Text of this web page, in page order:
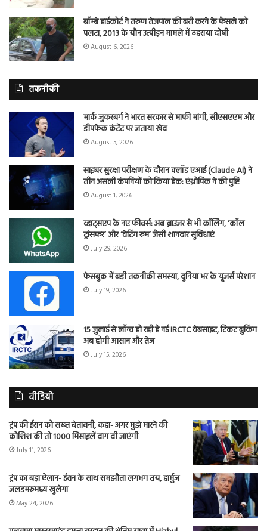
बॉम्बे हाईकोर्ट ने तरुण तेजपाल की बरी करने के फैसले को
पलटा, 2013 के यौन उत्पीड़न मामले में ठहराया दोषी
August 6, 2026
तकनीकी
मार्क जुकरबर्ग ने भारत सरकार से माफी मांगी, सीएसएएम और
डीपफेक कंटेंट पर जताया खेद
August 5, 2026
साइबर सुरक्षा परीक्षण के दौरान क्लॉड एआई (Claude AI) ने
तीन असली कंपनियों को किया हैक: एंथ्रोपिक ने की पुष्टि
August 1, 2026
व्हाट्सएप के नए फीचर्स: अब ब्राउजर से भी कॉलिंग, ‘कॉल
ट्रांसफर’ और ‘वेटिंग रूम’ जैसी शानदार सुविधाएं
July 29, 2026
फेसबुक में बड़ी तकनीकी समस्या, दुनिया भर के यूजर्स परेशान
July 19, 2026
15 जुलाई से लॉन्च हो रही है नई IRCTC वेबसाइट, टिकट बुकिंग
अब होगी आसान और तेज
July 15, 2026
वीडियो
ट्रंप की ईरान को सख्त चेतावनी, कहा- अगर मुझे मारने की
कोशिश की तो 1000 मिसाइलें दाग दी जाएंगी
July 11, 2026
ट्रंप का बड़ा ऐलान- ईरान के साथ समझौता लगभग तय, हार्मुज
जलडमरूमध्य खुलेगा
May 24, 2026